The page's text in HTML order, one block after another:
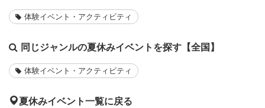
体験イベント・アクティビティ
同じジャンルの夏休みイベントを探す【全国】
体験イベント・アクティビティ
夏休みイベント一覧に戻る